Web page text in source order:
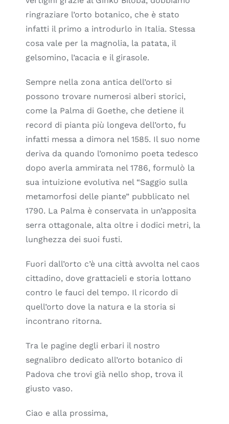
ringraziare l’orto botanico, che è stato
infatti il primo a introdurlo in Italia. Stessa
cosa vale per la magnolia, la patata, il
gelsomino, l’acacia e il girasole.
Sempre nella zona antica dell’orto si
possono trovare numerosi alberi storici,
come la Palma di Goethe, che detiene il
record di pianta più longeva dell’orto, fu
infatti messa a dimora nel 1585. Il suo nome
deriva da quando l’omonimo poeta tedesco
dopo averla ammirata nel 1786, formulò la
sua intuizione evolutiva nel “Saggio sulla
metamorfosi delle piante” pubblicato nel
1790. La Palma è conservata in un’apposita
serra ottagonale, alta oltre i dodici metri, la
lunghezza dei suoi fusti.
Fuori dall’orto c’è una città avvolta nel caos
cittadino, dove grattacieli e storia lottano
contro le fauci del tempo. Il ricordo di
quell’orto dove la natura e la storia si
incontrano ritorna.
Tra le pagine degli erbari il nostro
segnalibro dedicato all’orto botanico di
Padova che trovi già nello shop, trova il
giusto vaso.
Ciao e alla prossima,